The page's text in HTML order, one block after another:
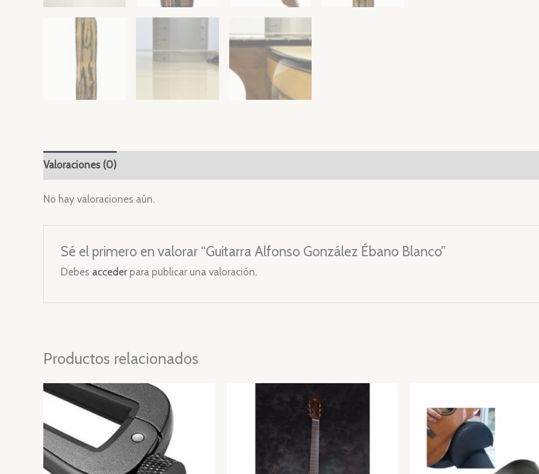
Valoraciones (0)
No hay valoraciones aún.
Sé el primero en valorar “Guitarra Alfonso González Ébano Blanco”
Debes accederpara publicar una valoración.
Productos relacionados